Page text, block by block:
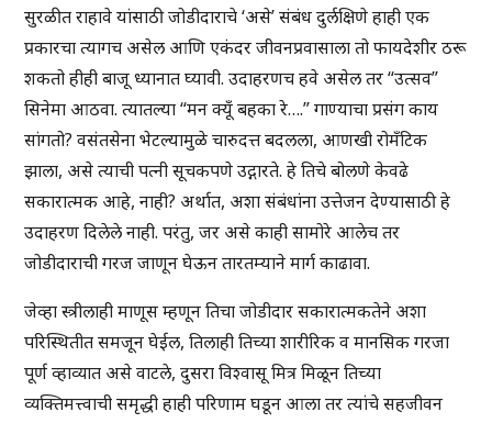
सुरळीत राहावे यांसाठी जोडीदाराचे ‘असे’ संबंध दुर्लक्षिणे हाही एक
प्रकारचा त्यागच असेल आणि एकंदर जीवनप्रवासाला तो फायदेशीर ठरू
शकतो हीही बाजू ध्यानात घ्यावी. उदाहरणच हवे असेल तर “उत्सव”
सिनेमा आठवा. त्यातल्या “मन क्यूँ बहका रे….” गाण्याचा प्रसंग काय
सांगतो? वसंतसेना भेटल्यामुळे चारुदत्त बदलला, आणखी रोमँटिक
झाला, असे त्याची पत्नी सूचकपणे उद्गारते. हे तिचे बोलणे केवढे
सकारात्मक आहे, नाही? अर्थात, अशा संबंधांना उत्तेजन देण्यासाठी हे
उदाहरण दिलेले नाही. परंतु, जर असे काही सामोरे आलेच तर
जोडीदाराची गरज जाणून घेऊन तारतम्याने मार्ग काढावा.
जेव्हा स्त्रीलाही माणूस म्हणून तिचा जोडीदार सकारात्मकतेने अशा
परिस्थितीत समजून घेईल, तिलाही तिच्या शारीरिक व मानसिक गरजा
पूर्ण व्हाव्यात असे वाटले, दुसरा विश्वासू मित्र मिळून तिच्या
व्यक्तिमत्त्वाची समृद्धी हाही परिणाम घडून आला तर त्यांचे सहजीवन